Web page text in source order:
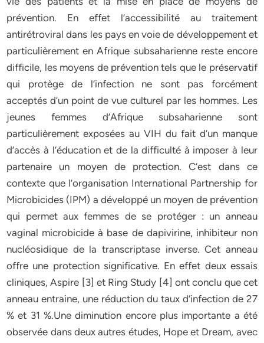
prévention. En effet l’accessibilité au traitement
antirétroviral dans les pays en voie de développement et
particulièrement en Afrique subsaharienne reste encore
difficile, les moyens de prévention tels que le préservatif
qui protège de l’infection ne sont pas forcément
acceptés d’un point de vue culturel par les hommes. Les
jeunes femmes d’Afrique subsaharienne sont
particulièrement exposées au VIH du fait d’un manque
d’accès à l’éducation et de la difficulté à imposer à leur
partenaire un moyen de protection. C’est dans ce
contexte que l’organisation International Partnership for
Microbicides (IPM) a développé un moyen de prévention
qui permet aux femmes de se protéger : un anneau
vaginal microbicide à base de dapivirine, inhibiteur non
nucléosidique de la transcriptase inverse. Cet anneau
offre une protection significative. En effet deux essais
cliniques, Aspire [3] et Ring Study [4] ont conclu que cet
anneau entraine, une réduction du taux d’infection de 27
% et 31 %.Une diminution encore plus importante a été
observée dans deux autres études, Hope et Dream, avec